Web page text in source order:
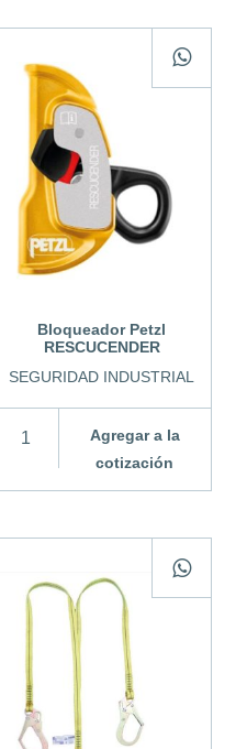
Bloqueador Petzl
RESCUCENDER
SEGURIDAD INDUSTRIAL
Agregar a la
cotización